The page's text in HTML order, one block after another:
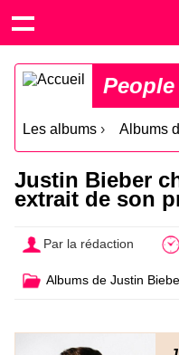
People
Les albums › Albums
Justin Bieber
extrait de son
Par la rédaction
Albums de Justin